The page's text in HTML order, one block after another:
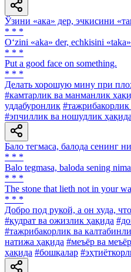
Ўзини «ака» дер, эчкисини
* * *
O‘zini «aka» der, echkisini
* * *
Put a good face on something.
* * *
Делать хорошую мину при
#камтарлик ва манманлик
уддабуронлик
#эпчиллик ва ношудлик ҳақида
Бало тегмаса, балода сенинг
* * *
Balo tegmasa, baloda sening
* * *
The stone that lieth not in your
* * *
Добро под рукой, а он худа,
#қудрат ва ожизлик ҳақида
#тажрибакорлик ва
натижа ҳақида #меъёр ва
ҳақида #бошқалар